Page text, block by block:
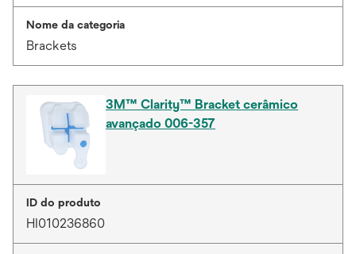
Nome da categoria
Brackets
3M™ Clarity™ Bracket cerâmico
avançado 006-357
ID do produto
HI010236860